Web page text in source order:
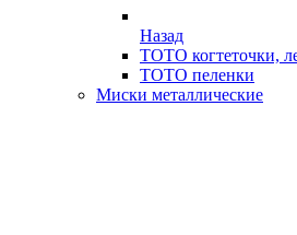
Назад
ТОТО когтеточки,
ТОТО пеленки
Миски металлические